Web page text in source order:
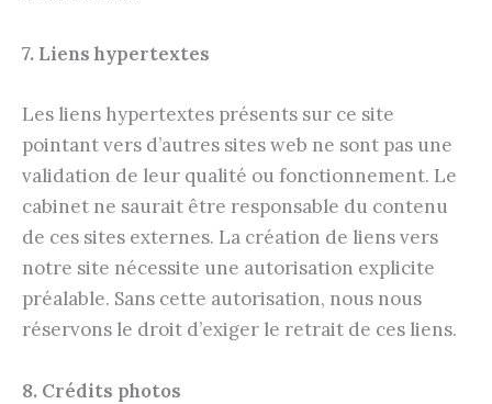
7. Liens hypertextes
Les liens hypertextes présents sur ce site
pointant vers d’autres sites web ne sont pas une
validation de leur qualité ou fonctionnement. Le
cabinet ne saurait être responsable du contenu
de ces sites externes. La création de liens vers
notre site nécessite une autorisation explicite
préalable. Sans cette autorisation, nous nous
réservons le droit d’exiger le retrait de ces liens.
8. Crédits photos